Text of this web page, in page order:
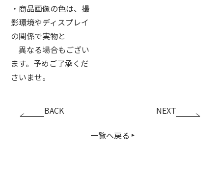
・商品画像の色は、撮
影環境やディスプレイ
の関係で実物と
異なる場合もござい
ます。予めご了承くだ
さいませ。
BACK
一覧へ戻る
NEXT